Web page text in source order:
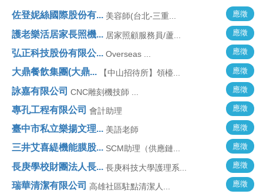
佐登妮絲國際股份有... 美容師(台北-三重... 應徵
護老樂活居家長照機... 居家照顧服務員/蘆... 應徵
弘正科技股份有限公... Overseas ... 應徵
大鼎餐飲集團(大鼎... 【中山招待所】領檯... 應徵
詠嘉有限公司 CNC雕刻機技師 ... 應徵
專孔工程有限公司 會計助理 應徵
臺中市私立樂揚文理... 美語老師 應徵
三井艾喜緹機能膜股... SCM助理（供應鏈... 應徵
長庚學校財團法人長... 長庚科技大學護理系... 應徵
瑞華清潔有限公司 高雄社區駐點清潔人... 應徵